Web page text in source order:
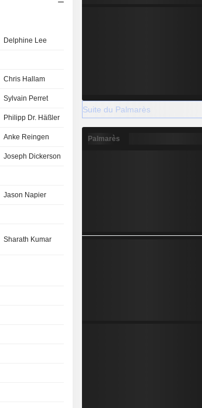
Delphine Lee
Chris Hallam
Sylvain Perret
Philipp Dr. Häßler
Anke Reingen
Joseph Dickerson
Jason Napier
Sharath Kumar
Suite du Palmarès
Palmarès